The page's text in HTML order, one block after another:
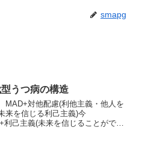
smapg
うつ病の構造
対他配慮(利他主義・他人を
来を信じる利己主義)今
利己主義(未来を信じることができ